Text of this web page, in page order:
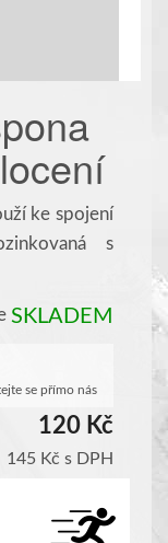
ke spojení
s
SKLADEM
se přímo nás
120 Kč
145 Kč s DPH